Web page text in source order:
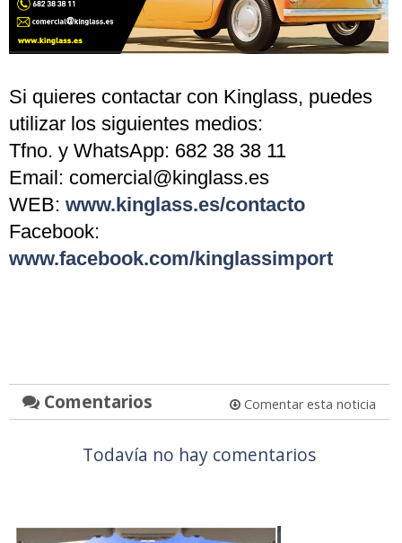
Si quieres contactar con Kinglass, puedes
utilizar los siguientes medios:
Tfno. y WhatsApp: 682 38 38 11
Email: comercial@kinglass.es
WEB: www.kinglass.es/contacto
Facebook:
www.facebook.com/kinglassimport
Comentarios Comentar esta noticia
Todavía no hay comentarios